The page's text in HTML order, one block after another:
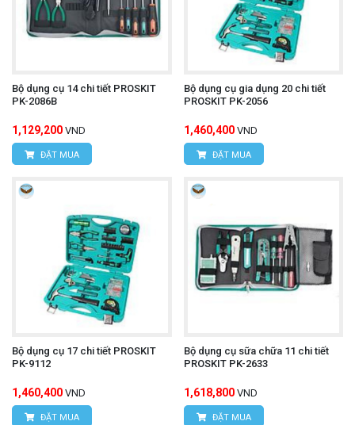
Bộ dụng cụ 14 chi tiết PROSKIT
PK-2086B
1,129,200 VND
ĐẶT MUA
Bộ dụng cụ gia dụng 20 chi tiết
PROSKIT PK-2056
1,460,400 VND
ĐẶT MUA
Bộ dụng cụ 17 chi tiết PROSKIT
PK-9112
1,460,400 VND
ĐẶT MUA
Bộ dụng cụ sữa chữa 11 chi tiết
PROSKIT PK-2633
1,618,800 VND
ĐẶT MUA